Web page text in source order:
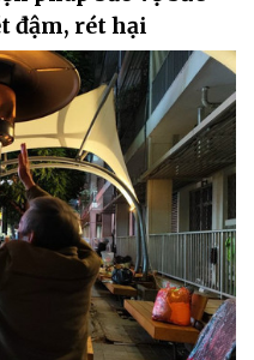
đậm, rét hại